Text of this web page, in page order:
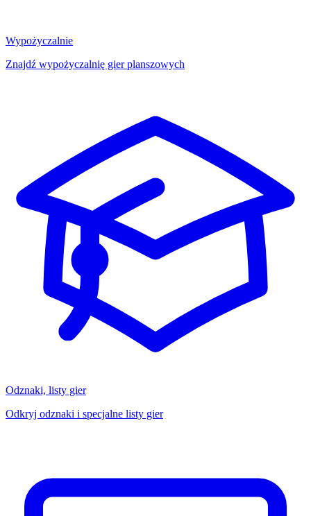
Wypożyczalnie
Znajdź wypożyczalnię gier planszowych
Odznaki, listy gier
Odkryj odznaki i specjalne listy gier